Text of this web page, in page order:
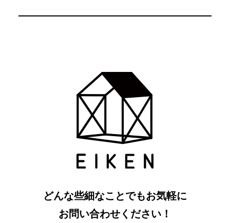
どんな些細なことでもお気軽に
お問い合わせください！